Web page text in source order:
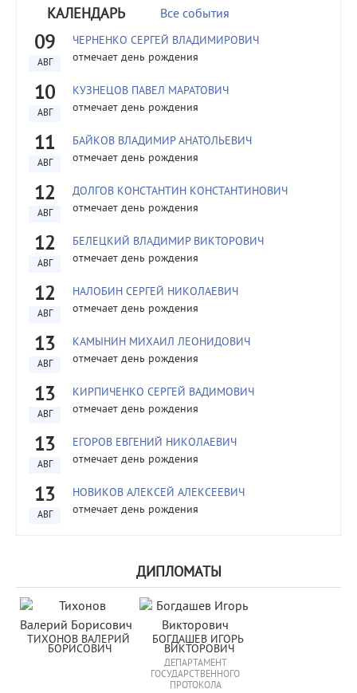
КАЛЕНДАРЬ Все события
09
АВГ
ЧЕРНЕНКО СЕРГЕЙ ВЛАДИМИРОВИЧ
отмечает день рождения
10
АВГ
КУЗНЕЦОВ ПАВЕЛ МАРАТОВИЧ
отмечает день рождения
11
АВГ
БАЙКОВ ВЛАДИМИР АНАТОЛЬЕВИЧ
отмечает день рождения
12
АВГ
ДОЛГОВ КОНСТАНТИН КОНСТАНТИНОВИЧ
отмечает день рождения
12
АВГ
БЕЛЕЦКИЙ ВЛАДИМИР ВИКТОРОВИЧ
отмечает день рождения
12
АВГ
НАЛОБИН СЕРГЕЙ НИКОЛАЕВИЧ
отмечает день рождения
13
АВГ
КАМЫНИН МИХАИЛ ЛЕОНИДОВИЧ
отмечает день рождения
13
АВГ
КИРПИЧЕНКО СЕРГЕЙ ВАДИМОВИЧ
отмечает день рождения
13
АВГ
ЕГОРОВ ЕВГЕНИЙ НИКОЛАЕВИЧ
отмечает день рождения
13
АВГ
НОВИКОВ АЛЕКСЕЙ АЛЕКСЕЕВИЧ
отмечает день рождения
ДИПЛОМАТЫ
ТИХОНОВ ВАЛЕРИЙ
БОРИСОВИЧ
БОГДАШЕВ ИГОРЬ
ВИКТОРОВИЧ
ДЕПАРТАМЕНТ
ГОСУДАРСТВЕННОГО
ПРОТОКОЛА